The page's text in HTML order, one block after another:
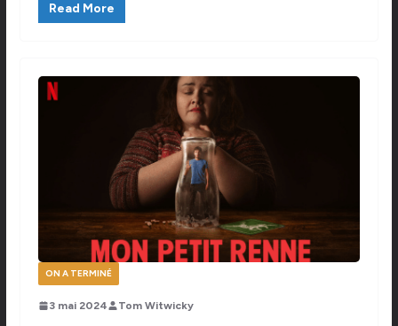
Read More
ON A TERMINÉ
3 mai 2024 Tom Witwicky